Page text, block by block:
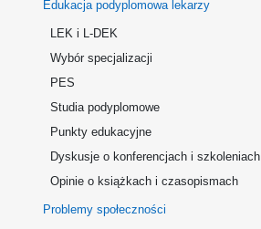
Edukacja podyplomowa lekarzy
LEK i L-DEK
Wybór specjalizacji
PES
Studia podyplomowe
Punkty edukacyjne
Dyskusje o konferencjach i szkoleniach
Opinie o książkach i czasopismach
Problemy społeczności